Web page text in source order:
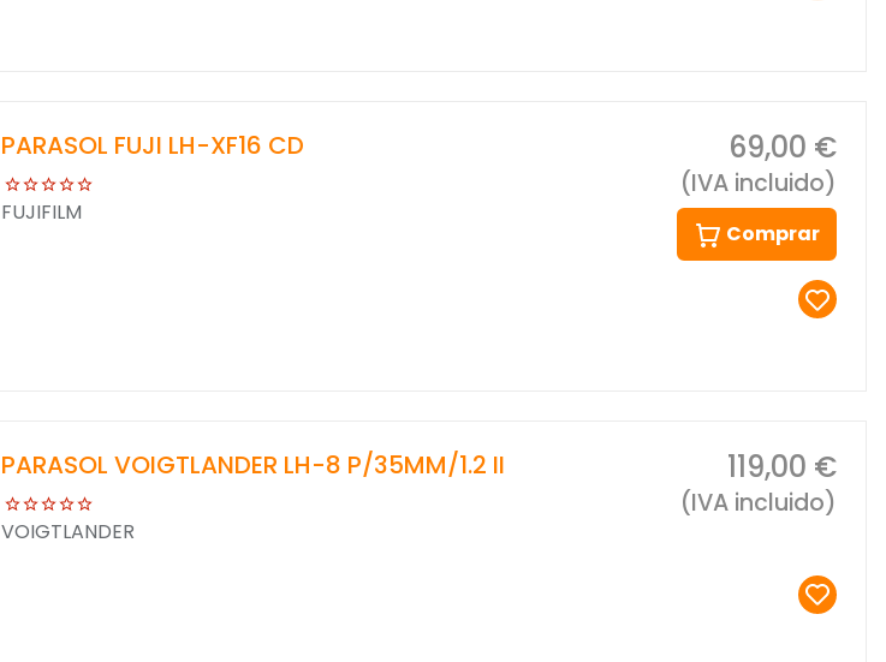
PARASOL FUJI LH-XF16 CD
FUJIFILM
69,00 €
(IVA incluido)
Comprar
PARASOL VOIGTLANDER LH-8 P/35MM/1.2 II
VOIGTLANDER
119,00 €
(IVA incluido)